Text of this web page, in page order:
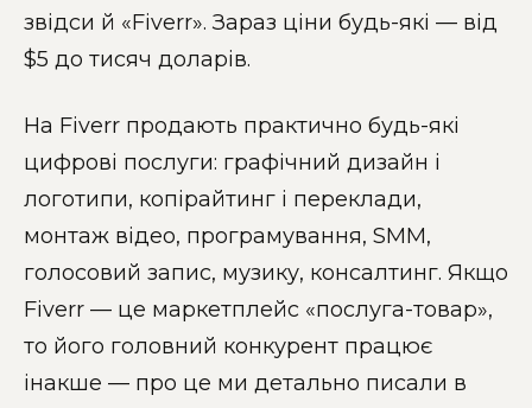
звідси й «Fiverr». Зараз ціни будь-які — від
$5 до тисяч доларів.
На Fiverr продають практично будь-які
цифрові послуги: графічний дизайн і
логотипи, копірайтинг і переклади,
монтаж відео, програмування, SMM,
голосовий запис, музику, консалтинг. Якщо
Fiverr — це маркетплейс «послуга-товар»,
то його головний конкурент працює
інакше — про це ми детально писали в